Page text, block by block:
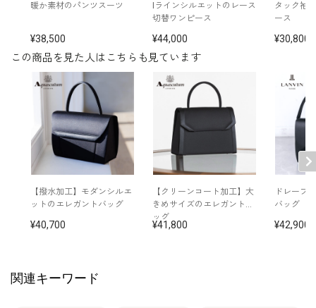
この商品を見た人はこちらも見ています
【撥水加工】モダンシルエ
ットのエレガントバッグ
40,700
【クリーンコート加工】大
きめサイズのエレガントバ
ッグ
41,800
ドレープ
バッグ
42,900
暖か素材のパンツスーツ
38,500
Iラインシルエットのレース
切替ワンピース
44,000
タック袖
ース
30,800
関連キーワード